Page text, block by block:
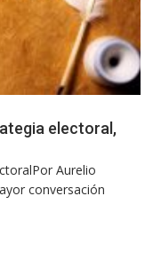
electoral,
Aurelio
conversación